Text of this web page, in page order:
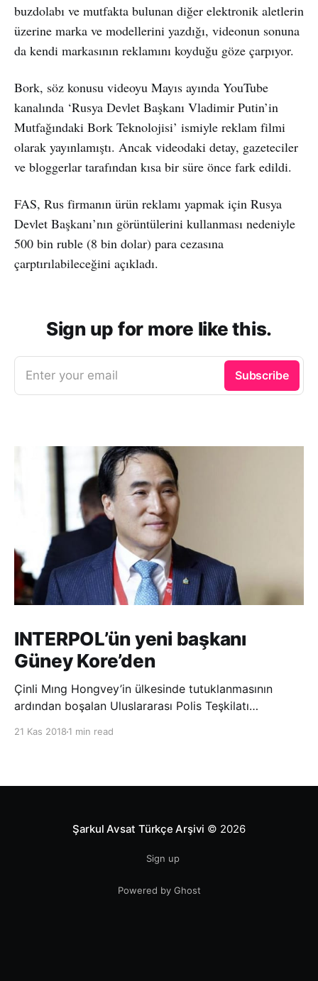
buzdolabı ve mutfakta bulunan diğer elektronik aletlerin
üzerine marka ve modellerini yazdığı, videonun sonuna
da kendi markasının reklamını koyduğu göze çarpıyor.
Bork, söz konusu videoyu Mayıs ayında YouTube
kanalında ‘Rusya Devlet Başkanı Vladimir Putin’in
Mutfağındaki Bork Teknolojisi’ ismiyle reklam filmi
olarak yayınlamıştı. Ancak videodaki detay, gazeteciler
ve bloggerlar tarafından kısa bir süre önce fark edildi.
FAS, Rus firmanın ürün reklamı yapmak için Rusya
Devlet Başkanı’nın görüntülerini kullanması nedeniyle
500 bin ruble (8 bin dolar) para cezasına
çarptırılabileceğini açıkladı.
Sign up for more like this.
Enter your email Subscribe
INTERPOL’ün yeni başkanı
Güney Kore’den
Çinli Mıng Hongvey’in ülkesinde tutuklanmasının
ardından boşalan Uluslararası Polis Teşkilatı
21 Kas 2018 1 min read
Şarkul Avsat Türkçe Arşivi © 2026
Sign up
Powered by Ghost